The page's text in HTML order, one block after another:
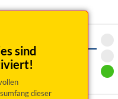
sind
dieser
München